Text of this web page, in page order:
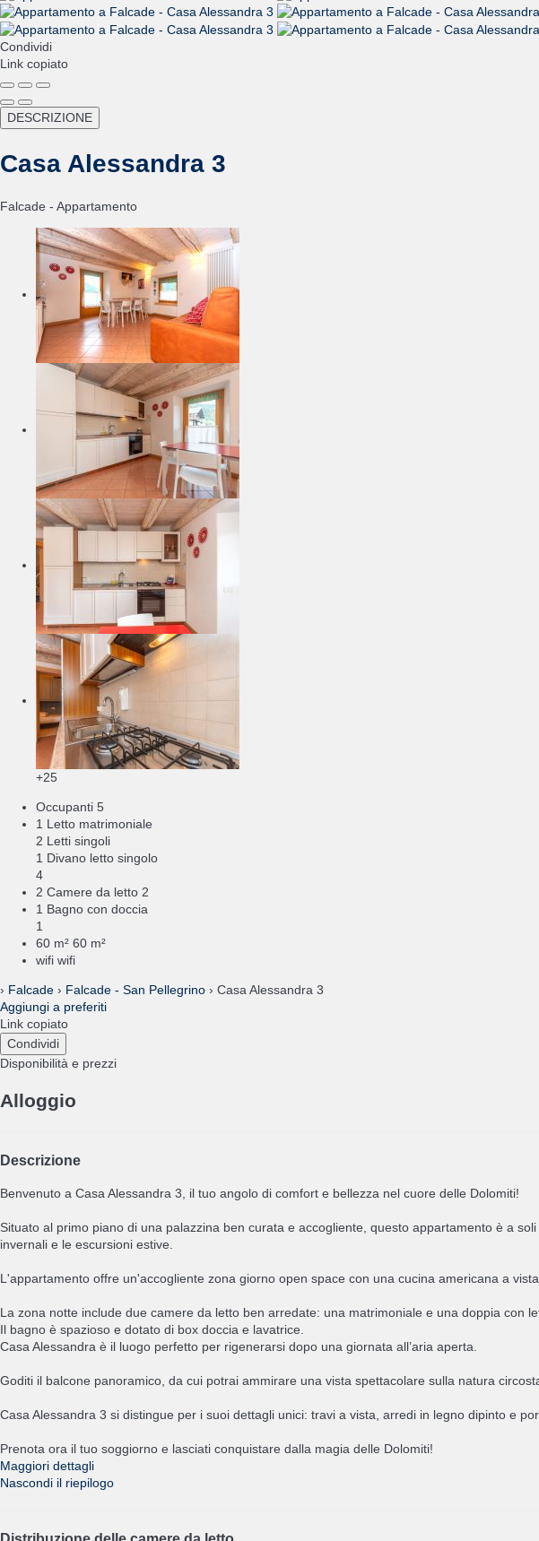
Condividi
Link copiato
DESCRIZIONE
Casa Alessandra 3
Falcade - Appartamento
+25
Occupanti 5
1 Letto matrimoniale
2 Letti singoli
1 Divano letto singolo
4
2 Camere da letto 2
1 Bagno con doccia
1
60 m² 60 m²
wifi wifi
› Falcade › Falcade - San Pellegrino › Casa Alessandra 3
Aggiungi a preferiti
Link copiato
Condividi
Disponibilità e prezzi
Alloggio
Descrizione
Benvenuto a Casa Alessandra 3, il tuo angolo di comfort e bellezza nel cuore delle Dolomiti!
Situato al primo piano di una palazzina ben curata e accogliente, questo appartamento è a
invernali e le escursioni estive.
L'appartamento offre un'accogliente zona giorno open space con una cucina americana a
La zona notte include due camere da letto ben arredate: una matrimoniale e una doppia con
Il bagno è spazioso e dotato di box doccia e lavatrice.
Casa Alessandra è il luogo perfetto per rigenerarsi dopo una giornata all’aria aperta.
Goditi il balcone panoramico, da cui potrai ammirare una vista spettacolare sulla natura
Casa Alessandra 3 si distingue per i suoi dettagli unici: travi a vista, arredi in legno dipinto e
Prenota ora il tuo soggiorno e lasciati conquistare dalla magia delle Dolomiti!
Maggiori dettagli
Nascondi il riepilogo